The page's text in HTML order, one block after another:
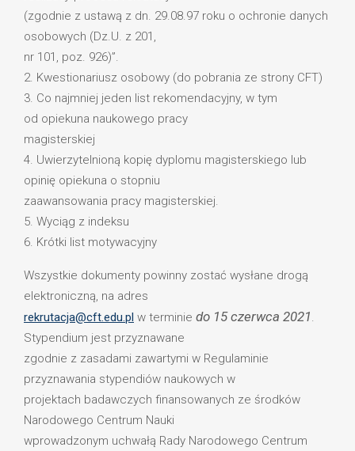
(zgodnie z ustawą z dn. 29.08.97 roku o ochronie danych
osobowych (Dz.U. z 201,
nr 101, poz. 926)”.
2. Kwestionariusz osobowy (do pobrania ze strony CFT)
3. Co najmniej jeden list rekomendacyjny, w tym
od opiekuna naukowego pracy
magisterskiej
4. Uwierzytelnioną kopię dyplomu magisterskiego lub
opinię opiekuna o stopniu
zaawansowania pracy magisterskiej.
5. Wyciąg z indeksu
6. Krótki list motywacyjny
Wszystkie dokumenty powinny zostać wysłane drogą
elektroniczną, na adres
rekrutacja@cft.edu.pl w terminie do 15 czerwca 2021.
Stypendium jest przyznawane
zgodnie z zasadami zawartymi w Regulaminie
przyznawania stypendiów naukowych w
projektach badawczych finansowanych ze środków
Narodowego Centrum Nauki
wprowadzonym uchwałą Rady Narodowego Centrum